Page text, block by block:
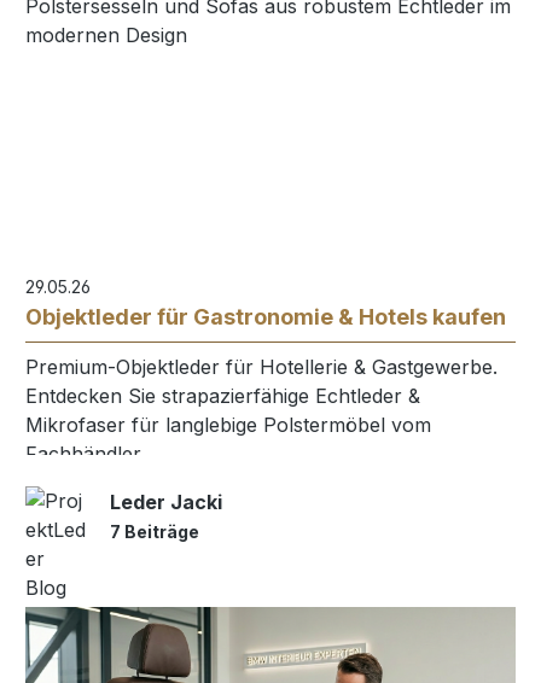
29.05.26
Objektleder für Gastronomie & Hotels kaufen
Premium-Objektleder für Hotellerie & Gastgewerbe.
Entdecken Sie strapazierfähige Echtleder &
Mikrofaser für langlebige Polstermöbel vom
Fachhändler.
Leder Jacki
7 Beiträge